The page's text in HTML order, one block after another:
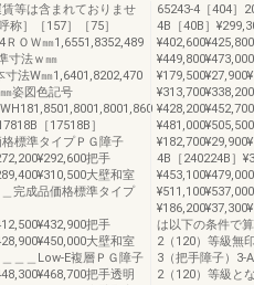
等は含まれておりませ
称］［157］［75］
ＲＯＷ㎜1,6551,8352,489
寸法ｗ㎜
寸法W㎜1,6401,8202,470
姿図色記号
［17518B］
標準タイプＰＧ障子
把手
大壁和室
完成品価格標準タイプ
把手
大壁和室
＿＿Low-E複層ＰＧ障子
把手透明
65243-4［404］
4B［40B］
4B［240224B］
は以下の条件で
2（120）等級無
3（把手障子）
2（120）等級と